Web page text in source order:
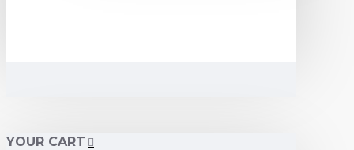
YOUR CART